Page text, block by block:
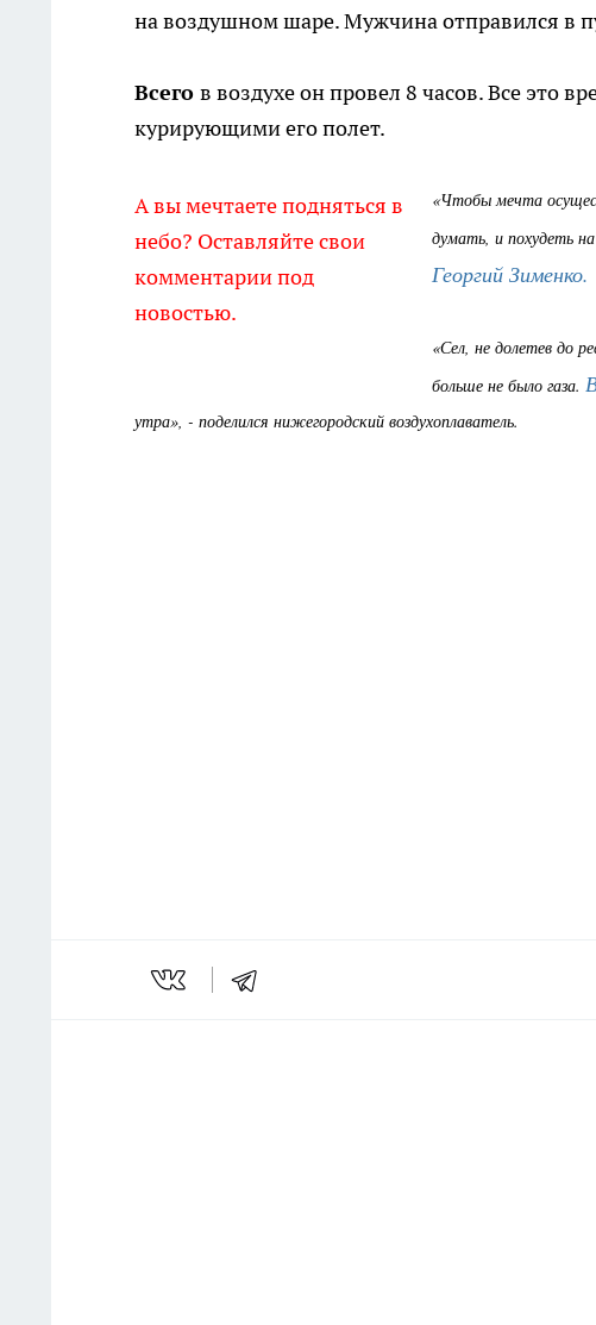
на воздушном шаре. Мужчина отправился в
Всего в воздухе он провел 8 часов. Все это
курирующими его полет.
А вы мечтаете подняться в
небо? Оставляйте свои
комментарии под
новостью.
«Чтобы мечта
думать, и похудеть
Георгий Зименко.
«Сел, не долетев до
больше не было газа.
утра», - поделился нижегородский воздухоплаватель.